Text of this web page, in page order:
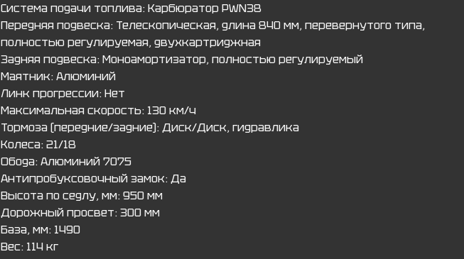
Система подачи топлива: Карбюратор PWN38
Передняя подвеска: Телескопическая, длина 840 мм, перевернутого типа,
полностью регулируемая, двухкартриджная
Задняя подвеска: Моноамортизатор, полностью регулируемый
Маятник: Алюминий
Линк прогрессии: Нет
Максимальная скорость: 130 км/ч
Тормоза (передние/задние): Диск/Диск, гидравлика
Колеса: 21/18
Обода: Алюминий 7075
Антипробуксовочный замок: Да
Высота по седлу, мм: 950 мм
Дорожный просвет: 300 мм
База, мм: 1490
Вес: 114 кг